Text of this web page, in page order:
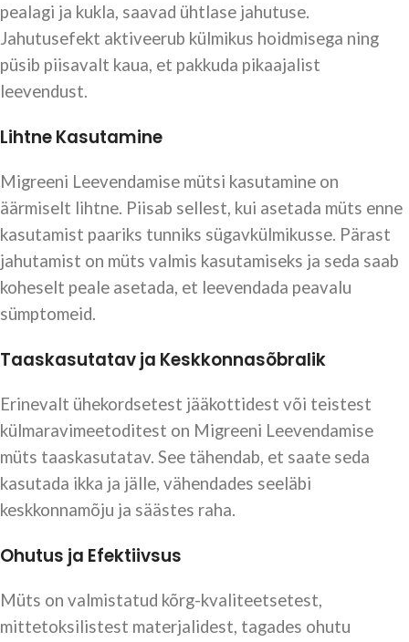
pealagi ja kukla, saavad ühtlase jahutuse.
Jahutusefekt aktiveerub külmikus hoidmisega ning
püsib piisavalt kaua, et pakkuda pikaajalist
leevendust.
Lihtne Kasutamine
Migreeni Leevendamise mütsi kasutamine on
äärmiselt lihtne. Piisab sellest, kui asetada müts enne
kasutamist paariks tunniks sügavkülmikusse. Pärast
jahutamist on müts valmis kasutamiseks ja seda saab
koheselt peale asetada, et leevendada peavalu
sümptomeid.
Taaskasutatav ja Keskkonnasõbralik
Erinevalt ühekordsetest jääkottidest või teistest
külmaravimeetoditest on Migreeni Leevendamise
müts taaskasutatav. See tähendab, et saate seda
kasutada ikka ja jälle, vähendades seeläbi
keskkonnamõju ja säästes raha.
Ohutus ja Efektiivsus
Müts on valmistatud kõrg-kvaliteetsetest,
mittetoksilistest materjalidest, tagades ohutu